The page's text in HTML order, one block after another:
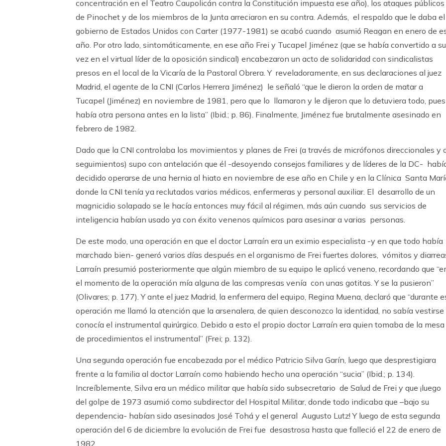
concentración en el Teatro Caupolicán contra la Constitución impuesta ese año), los ataques públicos
de Pinochet y de los miembros de la Junta arreciaron en su contra. Además, el respaldo que le daba el
gobierno de Estados Unidos con Carter (1977-1981) se acabó cuando asumió Reagan en enero de
año. Por otro lado, sintomáticamente, en ese año Frei y Tucapel Jiménez (que se había convertido a su
vez en el virtual líder de la oposición sindical) encabezaron un acto de solidaridad con sindicalistas
presos en el local de la Vicaría de la Pastoral Obrera. Y reveladoramente, en sus declaraciones al juez
Madrid, el agente de la CNI (Carlos Herrera Jiménez) le señaló “que le dieron la orden de matar a
Tucapel (Jiménez) en noviembre de 1981, pero que lo llamaron y le dijeron que lo detuviera todo, pues
había otra persona antes en la lista” (Ibid.; p. 86). Finalmente, Jiménez fue brutalmente asesinado en
febrero de 1982.
Dado que la CNI controlaba los movimientos y planes de Frei (a través de micrófonos direccionales y
seguimientos) supo con antelación que él -desoyendo consejos familiares y de líderes de la DC-
decidido operarse de una hernia al hiato en noviembre de ese año en Chile y en la Clínica Santa
donde la CNI tenía ya reclutados varios médicos, enfermeras y personal auxiliar. El desarrollo de un
magnicidio solapado se le hacía entonces muy fácil al régimen, más aún cuando sus servicios de
inteligencia habían usado ya con éxito venenos químicos para asesinar a varias personas.
De este modo, una operación en que el doctor Larraín era un eximio especialista -y en que todo había
marchado bien- generó varios días después en el organismo de Frei fuertes dolores, vómitos y
Larraín presumió posteriormente que algún miembro de su equipo le aplicó veneno, recordando que
el momento de la operación mía alguna de las compresas venía con unas gotitas. Y se la pusieron”
(Olivares; p. 177). Y ante el juez Madrid, la enfermera del equipo, Regina Muena, declaró que “durante
operación me llamó la atención que la arsenalera, de quien desconozco la identidad, no sabía vestirse
conocía el instrumental quirúrgico. Debido a esto el propio doctor Larraín era quien tomaba de la mesa
de procedimientos el instrumental” (Frei; p. 132).
Una segunda operación fue encabezada por el médico Patricio Silva Garín, luego que desprestigiara
frente a la familia al doctor Larraín como habiendo hecho una operación “sucia” (Ibid.; p. 134).
Increíblemente, Silva era un médico militar que había sido subsecretario de Salud de Frei y que ¡luego
del golpe de 1973 asumió como subdirector del Hospital Militar, donde todo indicaba que –bajo su
dependencia- habían sido asesinados José Tohá y el general Augusto Lutz! Y luego de esta segunda
operación del 6 de diciembre la evolución de Frei fue desastrosa hasta que falleció el 22 de enero de
1982.